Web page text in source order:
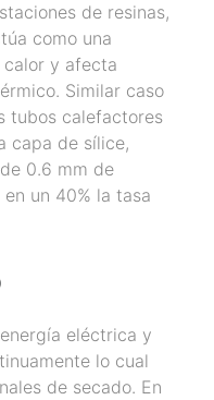
de resinas,
como una
y afecta
Similar caso
tubos calefactores
capa de sílice,
0.6 mm de
un 40% la tasa
eléctrica y
lo cual
de secado. En